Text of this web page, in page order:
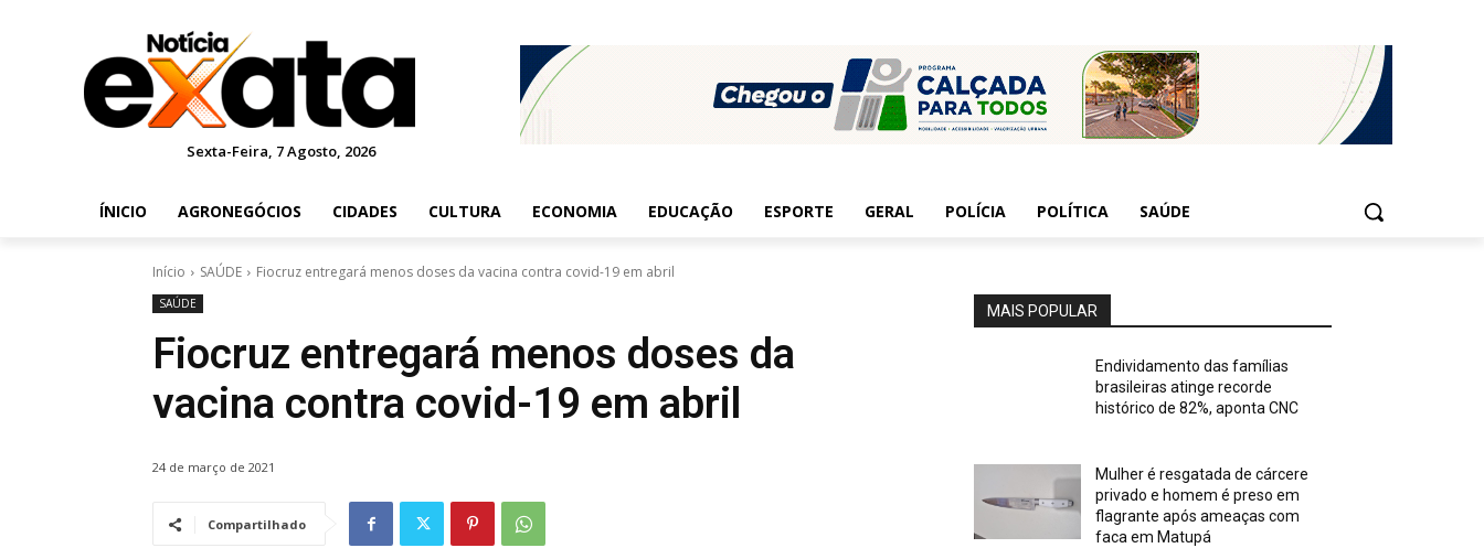
Sexta-Feira, 7 Agosto, 2026
ÍNICIO AGRONEGÓCIOS CIDADES CULTURA ECONOMIA EDUCAÇÃO ESPORTE GERAL POLÍCIA POLÍTICA SAÚDE
Início SAÚDE Fiocruz entregará menos doses da vacina contra covid-19 em abril
SAÚDE
Fiocruz entregará menos doses da
vacina contra covid-19 em abril
24 de março de 2021
Compartilhado
MAIS POPULAR
Endividamento das famílias
brasileiras atinge recorde
histórico de 82%, aponta CNC
Mulher é resgatada de cárcere
privado e homem é preso em
flagrante após ameaças com
faca em Matupá